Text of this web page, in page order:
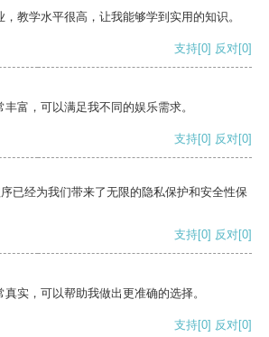
教学水平很高，让我能够学到实用的知识。
支持[0] 反对[0]
富，可以满足我不同的娱乐需求。
支持[0] 反对[0]
已经为我们带来了无限的隐私保护和安全性保
支持[0] 反对[0]
实，可以帮助我做出更准确的选择。
支持[0] 反对[0]